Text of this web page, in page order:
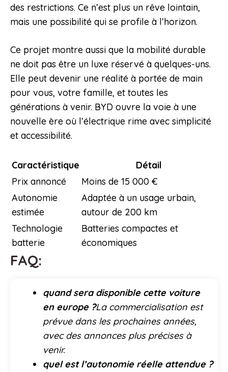
des restrictions. Ce n’est plus un rêve lointain,
mais une possibilité qui se profile à l’horizon.
Ce projet montre aussi que la mobilité durable
ne doit pas être un luxe réservé à quelques-uns.
Elle peut devenir une réalité à portée de main
pour vous, votre famille, et toutes les
générations à venir. BYD ouvre la voie à une
nouvelle ère où l’électrique rime avec simplicité
et accessibilité.
Caractéristique
Détail
Prix annoncé
Moins de 15 000 €
Autonomie
estimée
Adaptée à un usage urbain,
autour de 200 km
Technologie
batterie
Batteries compactes et
économiques
FAQ:
quand sera disponible cette voiture
en europe ?La commercialisation est
prévue dans les prochaines années,
avec des annonces plus précises à
venir.
quel est l’autonomie réelle attendue ?